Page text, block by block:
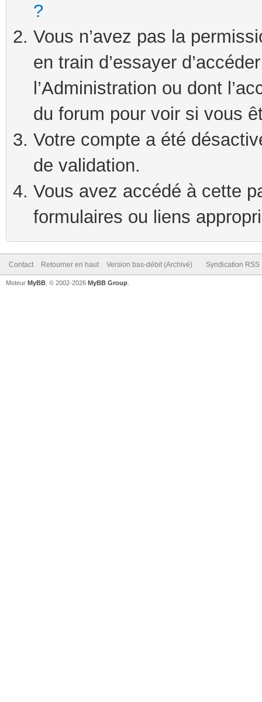
?
Vous n’avez pas la
en train d’essayer
l’Administration ou dont
du forum pour voir si vous
Votre compte a été
de validation.
Vous avez accédé à cette
formulaires ou liens
Contact Retourner en haut Version bas-débit (Archivé) Syndication RSS
Moteur MyBB , © 2002-2026 MyBB Group